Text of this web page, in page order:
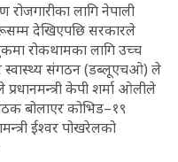
लागि नेपाली
देखिएपछि सरकारले
रोकथामका लागि उच्च
स्वास्थ्य संगठन (डब्लूएचओ) ले
केपी शर्मा ओलीले
बोलाएर कोभिड–१९
ईश्वर पोखरेलको